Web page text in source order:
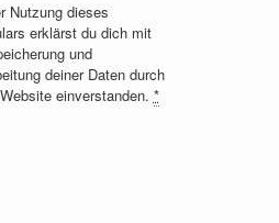
Nutzung dieses
erklärst du dich mit
und
deiner Daten durch
einverstanden. *